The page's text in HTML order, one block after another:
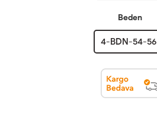
Beden
4-BDN-54-56